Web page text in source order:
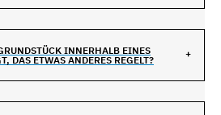
INNERHALB EINES
DAS ETWAS ANDERES REGELT?